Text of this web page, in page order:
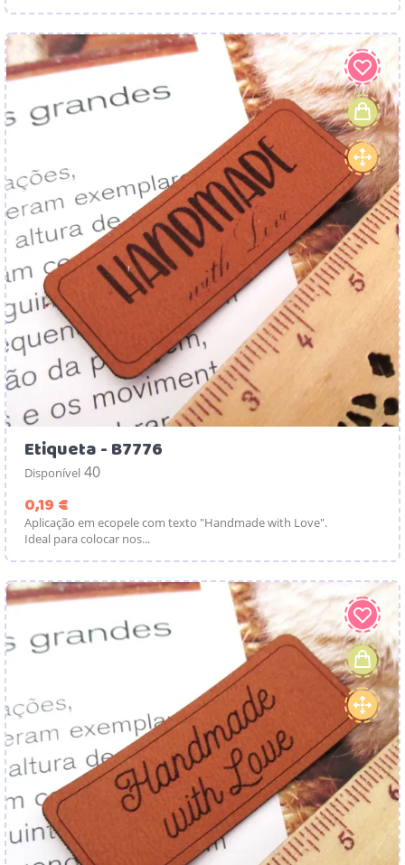
Etiqueta - B7776
Disponível 40
0,19 €
Aplicação em ecopele com texto "Handmade with Love".
Ideal para colocar nos...